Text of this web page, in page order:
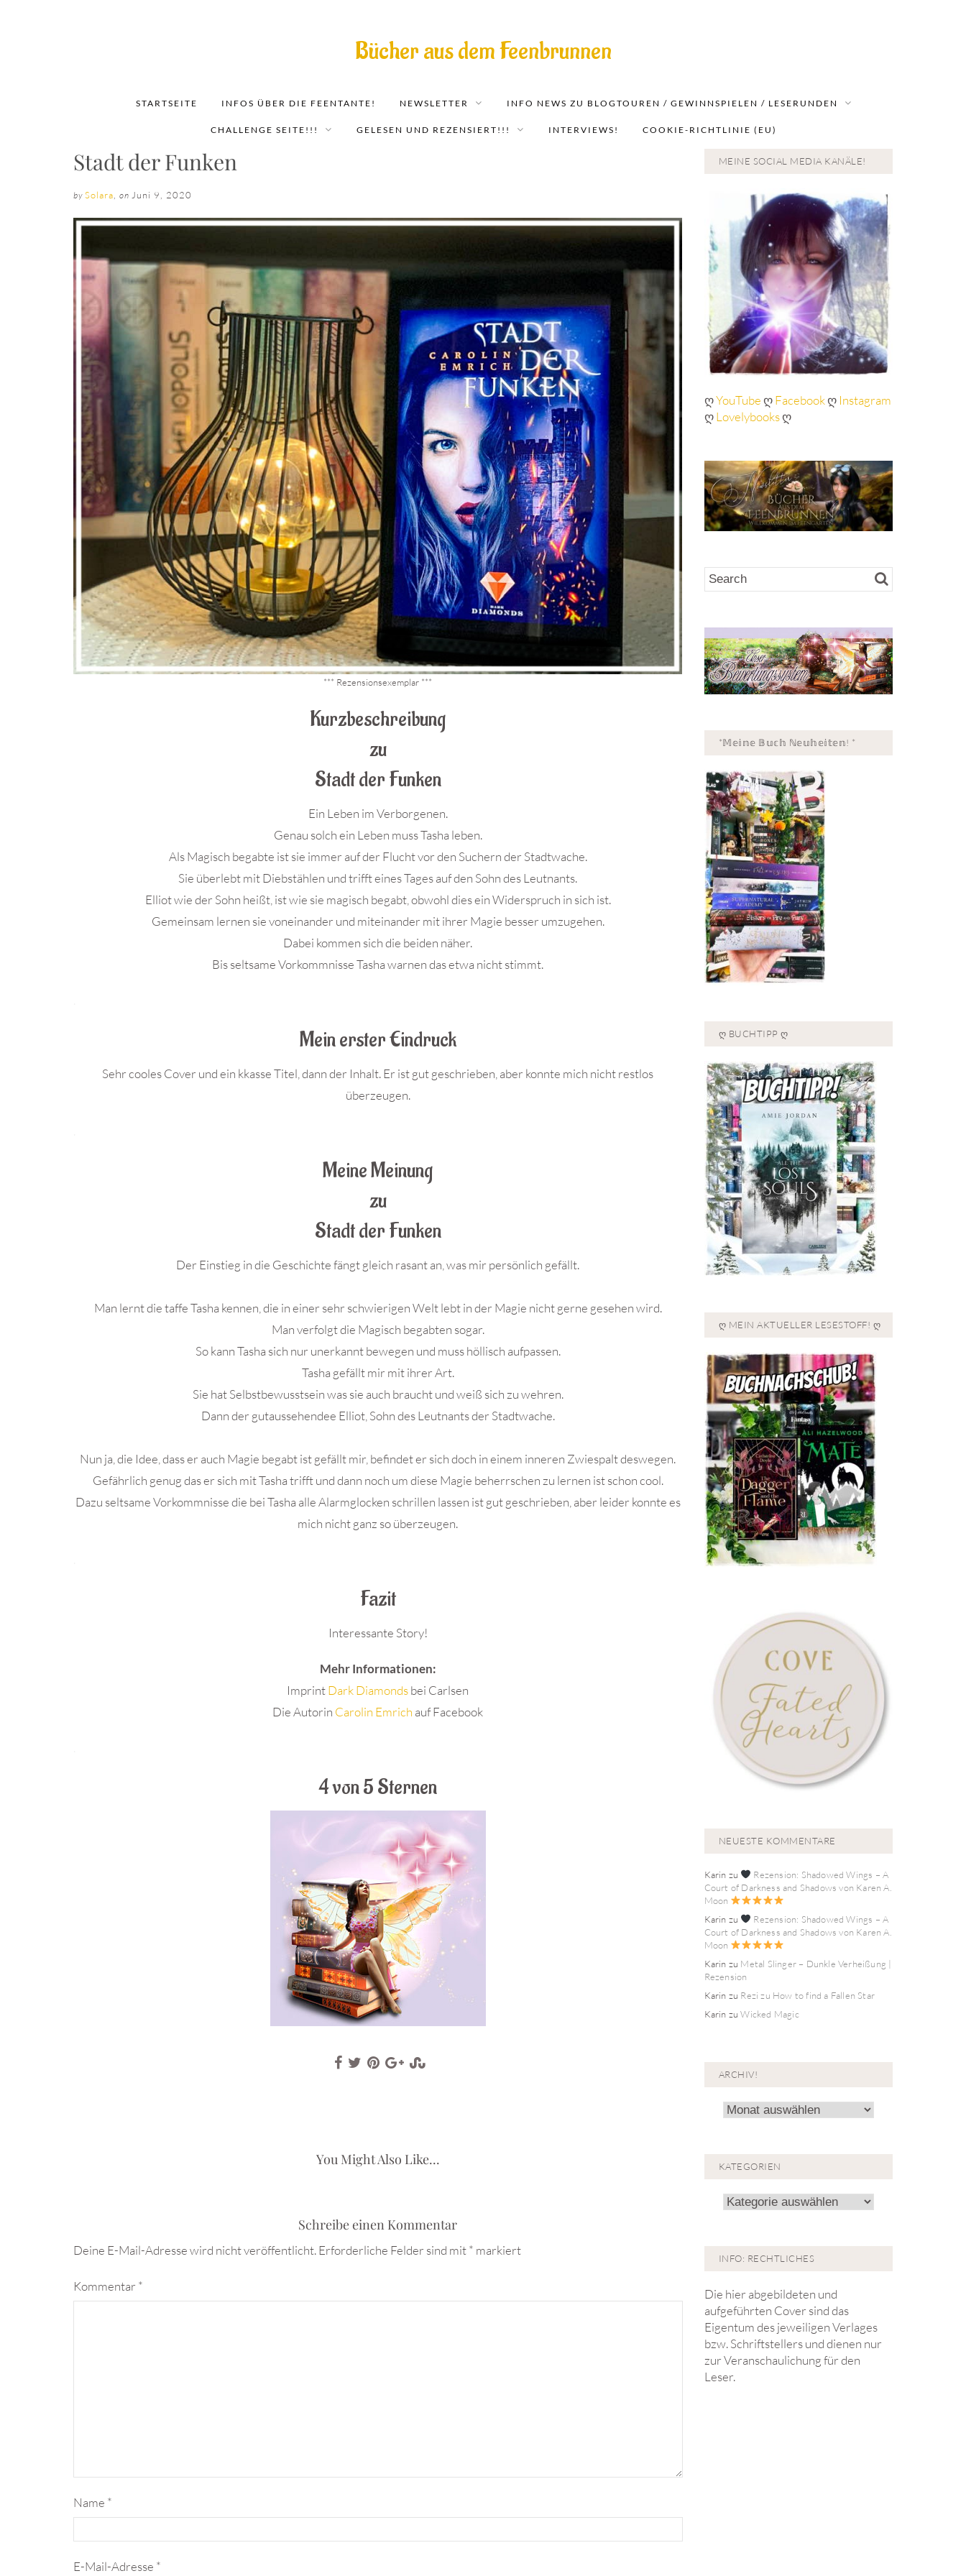
Bücher aus dem Feenbrunnen
STARTSEITE INFOS ÜBER DIE FEENTANTE! NEWSLETTER INFO NEWS ZU BLOGTOUREN / GEWINNSPIELEN / LESERUNDEN
CHALLENGE SEITE!!! GELESEN UND REZENSIERT!!! INTERVIEWS! COOKIE-RICHTLINIE (EU)
Stadt der Funken
by Solara on Juni 9, 2020
*** Rezensionsexemplar ***
Kurzbeschreibung
zu
Stadt der Funken
Ein Leben im Verborgenen.
Genau solch ein Leben muss Tasha leben.
Als Magisch begabte ist sie immer auf der Flucht vor den Suchern der Stadtwache.
Sie überlebt mit Diebstählen und trifft eines Tages auf den Sohn des Leutnants.
Elliot wie der Sohn heißt, ist wie sie magisch begabt, obwohl dies ein Widerspruch in sich ist.
Gemeinsam lernen sie voneinander und miteinander mit ihrer Magie besser umzugehen.
Dabei kommen sich die beiden näher.
Bis seltsame Vorkommnisse Tasha warnen das etwa nicht stimmt.
Mein erster Eindruck
Sehr cooles Cover und ein kkasse Titel, dann der Inhalt. Er ist gut geschrieben, aber konnte mich nicht restlos
überzeugen.
Meine Meinung
zu
Stadt der Funken
Der Einstieg in die Geschichte fängt gleich rasant an, was mir persönlich gefällt.
Man lernt die taffe Tasha kennen, die in einer sehr schwierigen Welt lebt in der Magie nicht gerne gesehen wird.
Man verfolgt die Magisch begabten sogar.
So kann Tasha sich nur unerkannt bewegen und muss höllisch aufpassen.
Tasha gefällt mir mit ihrer Art.
Sie hat Selbstbewusstsein was sie auch braucht und weiß sich zu wehren.
Dann der gutaussehendee Elliot, Sohn des Leutnants der Stadtwache.
Nun ja, die Idee, dass er auch Magie begabt ist gefällt mir, befindet er sich doch in einem inneren Zwiespalt deswegen.
Gefährlich genug das er sich mit Tasha trifft und dann noch um diese Magie beherrschen zu lernen ist schon cool.
Dazu seltsame Vorkommnisse die bei Tasha alle Alarmglocken schrillen lassen ist gut geschrieben, aber leider konnte es
mich nicht ganz so überzeugen.
Fazit
Interessante Story!
Mehr Informationen:
ImprintDark Diamondsbei Carlsen
Die Autorin Carolin Emrich auf Facebook
4 von 5 Sternen
You Might Also Like...
Schreibe einen Kommentar
Deine E-Mail-Adresse wird nicht veröffentlicht.Erforderliche Felder sind mit* markiert
Kommentar *
Name *
E-Mail-Adresse *
MEINE SOCIAL MEDIA KANÄLE!
ღYouTubeღFacebookღ Instagram
ღLovelybooksღ
*𝕄𝕖𝕚𝕟𝕖 𝔹𝕦𝕔𝕙 ℕ𝕖𝕦𝕙𝕖𝕚𝕥𝕖𝕟! *
Ღ BUCHTIPP Ღ
Ღ MEIN AKTUELLER LESESTOFF! Ღ
NEUESTE KOMMENTARE
Karin zu
Rezension: Shadowed Wings – A
Court of Darkness and Shadows von Karen A.
Moon
Karin zu
Rezension: Shadowed Wings – A
Court of Darkness and Shadows von Karen A.
Moon
Karin zu Metal Slinger – Dunkle Verheißung |
Rezension
Karin zu Rezi zu How to find a Fallen Star
Karin zuWicked Magic
ARCHIV!
Archiv!
KATEGORIEN
Kategorien
INFO: RECHTLICHES
Die hier abgebildeten und
aufgeführten Cover sind das
Eigentum des jeweiligen Verlages
bzw. Schriftstellers und dienen nur
zur Veranschaulichung für den
Leser.